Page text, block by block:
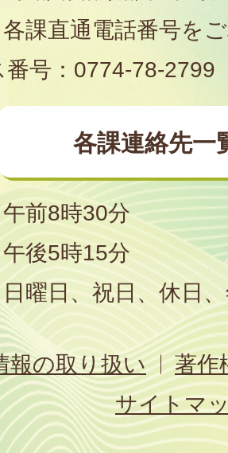
課直通電話番号を
号：0774-78-2799
各課連絡先一
前8時30分
後5時15分
日曜日、祝日、休日
報の取り扱い
著作
サイトマ